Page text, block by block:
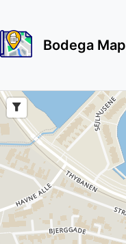
Bodega Map